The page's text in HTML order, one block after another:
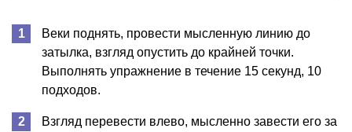
Веки поднять, провести мысленную линию до
затылка, взгляд опустить до крайней точки.
Выполнять упражнение в течение 15 секунд, 10
подходов.
Взгляд перевести влево, мысленно завести его за